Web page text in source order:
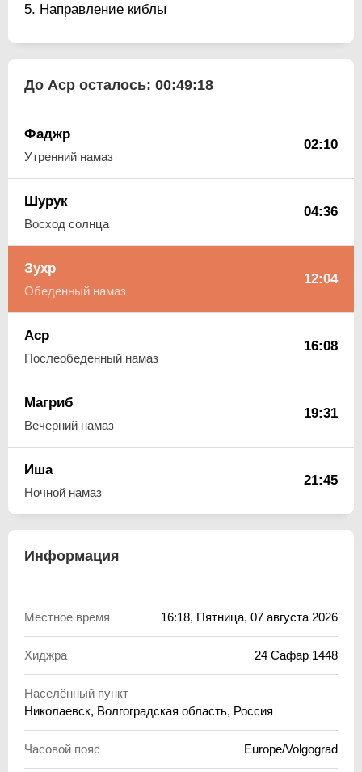
Направление киблы
До Аср осталось: 00:49:17
Фаджр
Утренний намаз
02:10
Шурук
Восход солнца
04:36
Зухр
Обеденный намаз
12:04
Аср
Послеобеденный намаз
16:08
Магриб
Вечерний намаз
19:31
Иша
Ночной намаз
21:45
Информация
Местное время 16:18, Пятница, 07 августа 2026
Хиджра 24 Сафар 1448
Населённый пункт
Николаевск, Волгоградская область, Россия
Часовой пояс Europe/Volgograd